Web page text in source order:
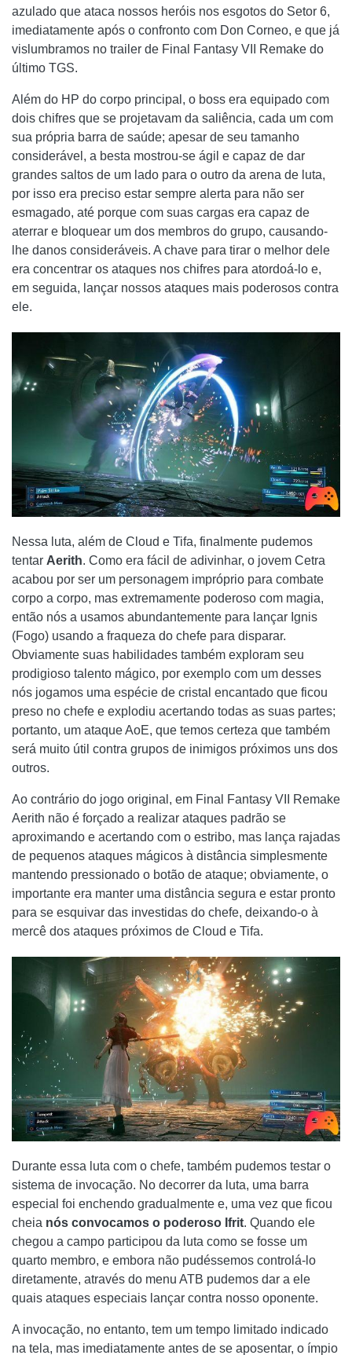
azulado que ataca nossos heróis nos esgotos do Setor 6,
imediatamente após o confronto com Don Corneo, e que já
vislumbramos no trailer de Final Fantasy VII Remake do
último TGS.
Além do HP do corpo principal, o boss era equipado com
dois chifres que se projetavam da saliência, cada um com
sua própria barra de saúde; apesar de seu tamanho
considerável, a besta mostrou-se ágil e capaz de dar
grandes saltos de um lado para o outro da arena de luta,
por isso era preciso estar sempre alerta para não ser
esmagado, até porque com suas cargas era capaz de
aterrar e bloquear um dos membros do grupo, causando-
lhe danos consideráveis. A chave para tirar o melhor dele
era concentrar os ataques nos chifres para atordoá-lo e,
em seguida, lançar nossos ataques mais poderosos contra
ele.
Nessa luta, além de Cloud e Tifa, finalmente pudemos
tentar Aerith. Como era fácil de adivinhar, o jovem Cetra
acabou por ser um personagem impróprio para combate
corpo a corpo, mas extremamente poderoso com magia,
então nós a usamos abundantemente para lançar Ignis
(Fogo) usando a fraqueza do chefe para disparar.
Obviamente suas habilidades também exploram seu
prodigioso talento mágico, por exemplo com um desses
nós jogamos uma espécie de cristal encantado que ficou
preso no chefe e explodiu acertando todas as suas partes;
portanto, um ataque AoE, que temos certeza que também
será muito útil contra grupos de inimigos próximos uns dos
outros.
Ao contrário do jogo original, em Final Fantasy VII Remake
Aerith não é forçado a realizar ataques padrão se
aproximando e acertando com o estribo, mas lança rajadas
de pequenos ataques mágicos à distância simplesmente
mantendo pressionado o botão de ataque; obviamente, o
importante era manter uma distância segura e estar pronto
para se esquivar das investidas do chefe, deixando-o à
mercê dos ataques próximos de Cloud e Tifa.
Durante essa luta com o chefe, também pudemos testar o
sistema de invocação. No decorrer da luta, uma barra
especial foi enchendo gradualmente e, uma vez que ficou
cheia nós convocamos o poderoso Ifrit. Quando ele
chegou a campo participou da luta como se fosse um
quarto membro, e embora não pudéssemos controlá-lo
diretamente, através do menu ATB pudemos dar a ele
quais ataques especiais lançar contra nosso oponente.
A invocação, no entanto, tem um tempo limitado indicado
na tela, mas imediatamente antes de se aposentar, o ímpio